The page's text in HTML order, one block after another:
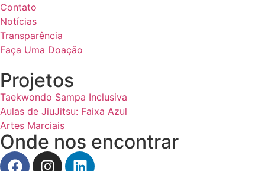
Contato
Notícias
Transparência
Faça Uma Doação
Projetos
Taekwondo Sampa Inclusiva
Aulas de JiuJitsu: Faixa Azul
Artes Marciais
Onde nos encontrar